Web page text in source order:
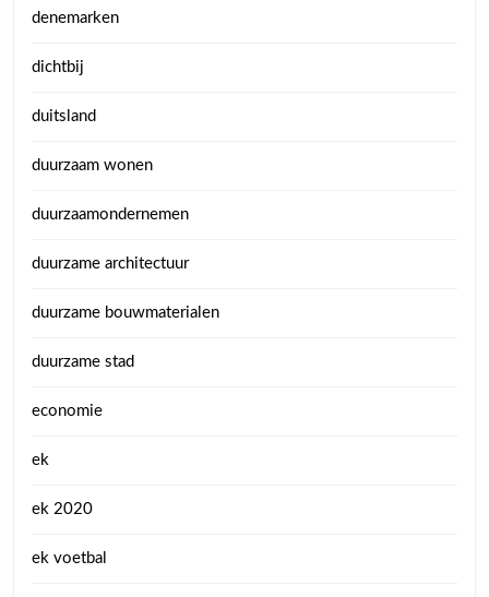
denemarken
dichtbij
duitsland
duurzaam wonen
duurzaamondernemen
duurzame architectuur
duurzame bouwmaterialen
duurzame stad
economie
ek
ek 2020
ek voetbal